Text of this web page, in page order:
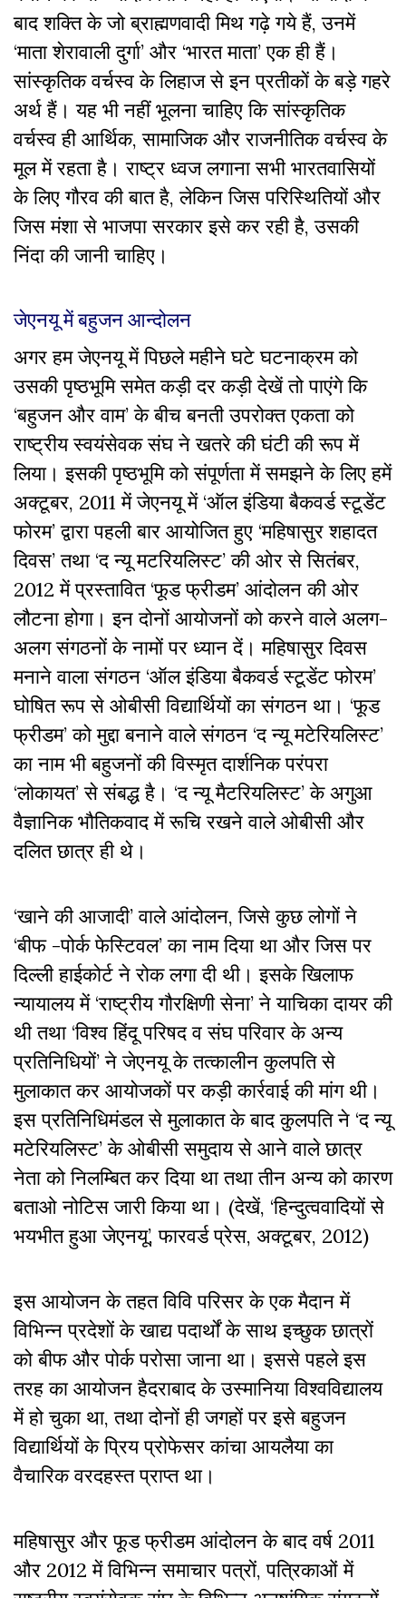
बाद शक्ति के जो ब्राह्मणवादी मिथ गढ़े गये हैं, उनमें
‘माता शेरावाली दुर्गा’ और ‘भारत माता’ एक ही हैं।
सांस्कृतिक वर्चस्व के लिहाज से इन प्रतीकों के बड़े गहरे
अर्थ हैं। यह भी नहीं भूलना चाहिए कि सांस्कृतिक
वर्चस्व ही आर्थिक, सामाजिक और राजनीतिक वर्चस्व के
मूल में रहता है। राष्ट्र ध्वज लगाना सभी भारतवासियों
के लिए गौरव की बात है, लेकिन जिस परिस्थितियों और
जिस मंशा से भाजपा सरकार इसे कर रही है, उसकी
निंदा की जानी चाहिए।
जेएनयू में बहुजन आन्दोलन
अगर हम जेएनयू में पिछले महीने घटे घटनाक्रम को
उसकी पृष्ठभूमि समेत कड़ी दर कड़ी देखें तो पाएंगे कि
‘बहुजन और वाम’ के बीच बनती उपरोक्त एकता को
राष्ट्रीय स्वयंसेवक संघ ने खतरे की घंटी की रूप में
लिया। इसकी पृष्ठभूमि को संपूर्णता में समझने के लिए हमें
अक्टूबर, 2011 में जेएनयू में ‘ऑल इंडिया बैकवर्ड स्टूडेंट
फोरम’ द्वारा पहली बार आयोजित हुए ‘महिषासुर शहादत
दिवस’ तथा ‘द न्यू मटरियलिस्ट’ की ओर से सितंबर,
2012 में प्रस्तावित ‘फूड फ्रीडम’ आंदोलन की ओर
लौटना होगा। इन दोनों आयोजनों को करने वाले अलग-
अलग संगठनों के नामों पर ध्यान दें। महिषासुर दिवस
मनाने वाला संगठन ‘ऑल इंडिया बैकवर्ड स्टूडेंट फोरम’
घोषित रूप से ओबीसी विद्यार्थियों का संगठन था। ‘फूड
फ्रीडम’ को मुद्दा बनाने वाले संगठन ‘द न्यू मटेरियलिस्ट’
का नाम भी बहुजनों की विस्मृत दार्शनिक परंपरा
‘लोकायत’ से संबद्ध है। ‘द न्यू मैटरियलिस्ट’ के अगुआ
वैज्ञानिक भौतिकवाद में रूचि रखने वाले ओबीसी और
दलित छात्र ही थे।
‘खाने की आजादी’ वाले आंदोलन, जिसे कुछ लोगों ने
‘बीफ -पोर्क फेस्टिवल’ का नाम दिया था और जिस पर
दिल्ली हाईकोर्ट ने रोक लगा दी थी। इसके खिलाफ
न्यायालय में ‘राष्ट्रीय गौरक्षिणी सेना’ ने याचिका दायर की
थी तथा ‘विश्व हिंदू परिषद व संघ परिवार के अन्य
प्रतिनिधियों’ ने जेएनयू के तत्कालीन कुलपति से
मुलाकात कर आयोजकों पर कड़ी कार्रवाई की मांग थी।
इस प्रतिनिधिमंडल से मुलाकात के बाद कुलपति ने ‘द न्यू
मटेरियलिस्ट’ के ओबीसी समुदाय से आने वाले छात्र
नेता को निलम्बित कर दिया था तथा तीन अन्य को कारण
बताओ नोटिस जारी किया था। (देखें, ‘हिन्दुत्ववादियों से
भयभीत हुआ जेएनयू’, फारवर्ड प्रेस, अक्टूबर, 2012)
इस आयोजन के तहत विवि परिसर के एक मैदान में
विभिन्न प्रदेशों के खाद्य पदार्थों के साथ इच्छुक छात्रों
को बीफ और पोर्क परोसा जाना था। इससे पहले इस
तरह का आयोजन हैदराबाद के उस्मानिया विश्वविद्यालय
में हो चुका था, तथा दोनों ही जगहों पर इसे बहुजन
विद्यार्थियों के प्रिय प्रोफेसर कांचा आयलैया का
वैचारिक वरदहस्त प्राप्त था।
महिषासुर और फूड फ्रीडम आंदोलन के बाद वर्ष 2011
और 2012 में विभिन्न समाचार पत्रों, पत्रिकाओं में